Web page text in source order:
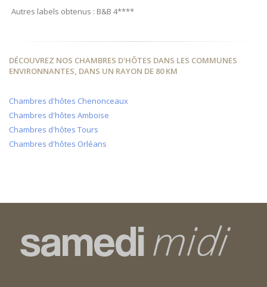
Autres labels obtenus : B&B 4****
DÉCOUVREZ NOS CHAMBRES D'HÔTES DANS LES COMMUNES
ENVIRONNANTES, DANS UN RAYON DE 80 KM
Chambres d'hôtes Chenonceaux
Chambres d'hôtes Amboise
Chambres d'hôtes Tours
Chambres d'hôtes Orléans